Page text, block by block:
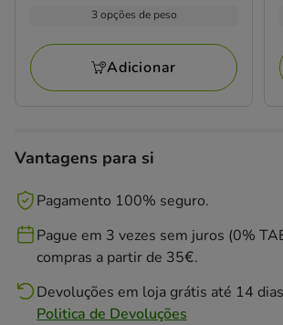
85.08€
3 opções de peso
Adicionar
Vantagens para si
Pagamento 100% seguro.
Pague em 3 vezes sem juros (0%
compras a partir de 35€.
Devoluções em loja grátis até 14
Politica de Devoluções